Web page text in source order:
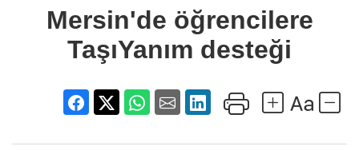
desteği
Mersin'de öğrencilere
TaşıYanım desteği